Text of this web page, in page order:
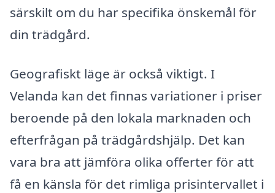
särskilt om du har specifika önskemål för
din trädgård.
Geografiskt läge är också viktigt. I
Velanda kan det finnas variationer i priser
beroende på den lokala marknaden och
efterfrågan på trädgårdshjälp. Det kan
vara bra att jämföra olika offerter för att
få en känsla för det rimliga prisintervallet i